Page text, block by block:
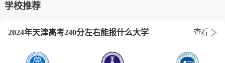
学校推荐
2024年天津高考240分左右能报什么大学 查看